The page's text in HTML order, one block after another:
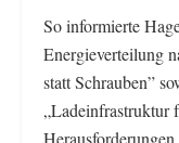
So informierte
Energieverteilung
statt Schrauben”
„Ladeinfrastruktur